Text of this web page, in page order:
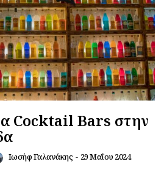
Cocktail Bars στην
Ιωσήφ Γαλανάκης - 29 Μαΐου 2024